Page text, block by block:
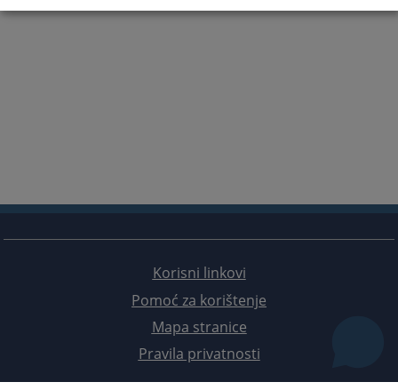
Korisni linkovi
Pomoć za korištenje
Mapa stranice
Pravila privatnosti